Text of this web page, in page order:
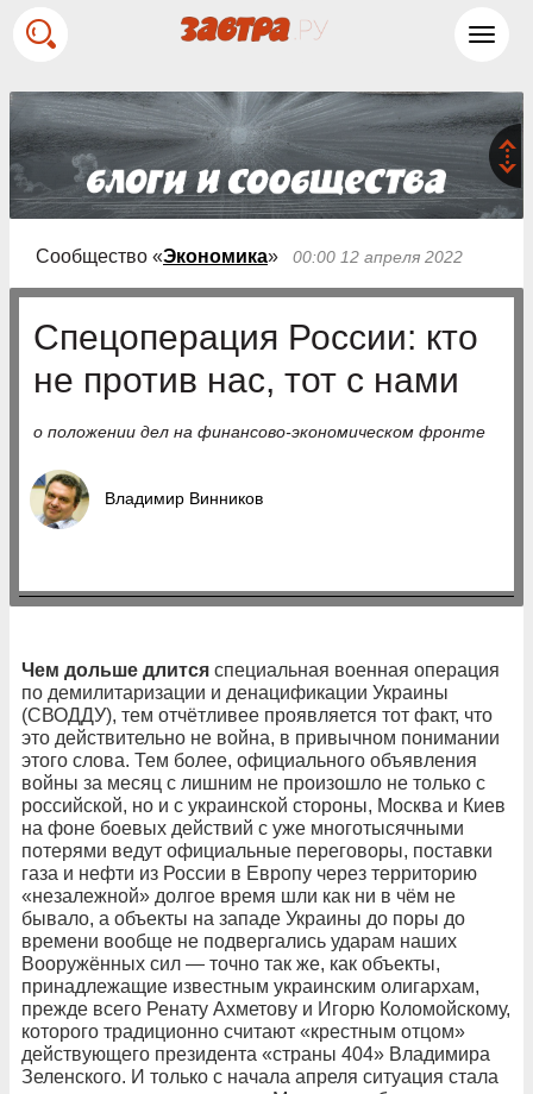
Сообщество «Экономика» 00:00 12 апреля 2022
Спецоперация России: кто
не против нас, тот с нами
о положении дел на финансово-экономическом фронте
Владимир Винников
Чем дольше длится специальная военная операция
по демилитаризации и денацификации Украины
(СВОДДУ), тем отчётливее проявляется тот факт, что
это действительно не война, в привычном понимании
этого слова. Тем более, официального объявления
войны за месяц с лишним не произошло не только с
российской, но и с украинской стороны, Москва и Киев
на фоне боевых действий с уже многотысячными
потерями ведут официальные переговоры, поставки
газа и нефти из России в Европу через территорию
«незалежной» долгое время шли как ни в чём не
бывало, а объекты на западе Украины до поры до
времени вообще не подвергались ударам наших
Вооружённых сил — точно так же, как объекты,
принадлежащие известным украинским олигархам,
прежде всего Ренату Ахметову и Игорю Коломойскому,
которого традиционно считают «крестным отцом»
действующего президента «страны 404» Владимира
Зеленского. И только с начала апреля ситуация стала